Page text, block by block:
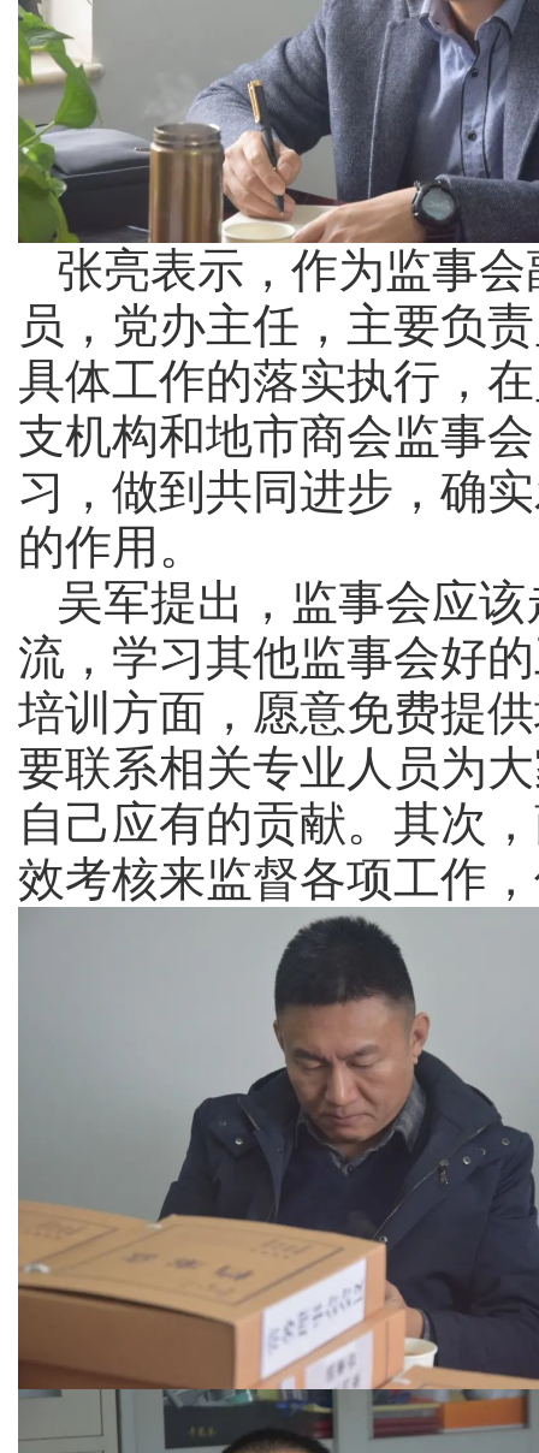
张亮表示，作为监事
员，党办主任，主要负
具体工作的落实执行，
支机构和地市商会监事
习，做到共同进步，确
的作用。
吴军提出，监事会应
流，学习其他监事会好
培训方面，愿意免费提
要联系相关专业人员为
自己应有的贡献。其次
效考核来监督各项工作